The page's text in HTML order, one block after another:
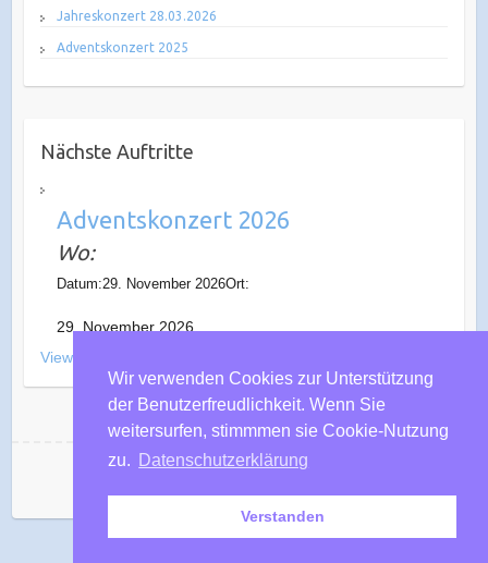
Jahreskonzert 28.03.2026
Adventskonzert 2025
Nächste Auftritte
Adventskonzert 2026
Wo:
Datum:29. November 2026Ort:
29. November 2026
View All Events
Wir verwenden Cookies zur Unterstützung
der Benutzerfreudlichkeit. Wenn Sie
weitersurfen, stimmmen sie Cookie-Nutzung
zu.
Datenschutzerklärung
Verstanden